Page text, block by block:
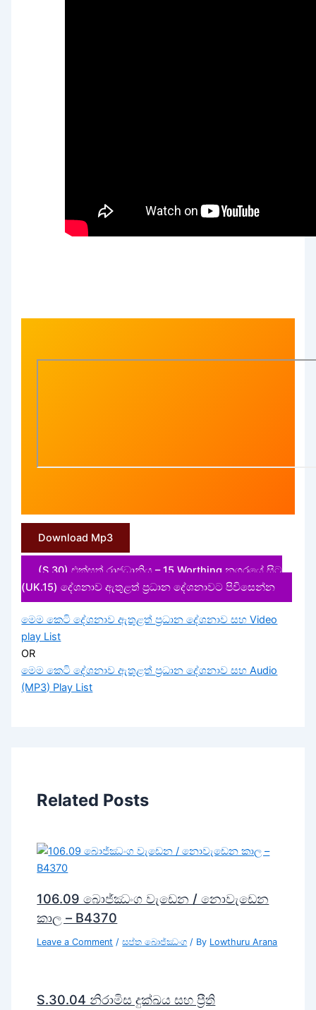
Download Mp3
(S.30) එක්සත් රාජධානිය – 15 Worthing නගරයේ සිට
(UK.15) දේශනාව ඇතුළත් ප්‍රධාන දේශනාවට පිවිසෙන්න
මෙම කෙටි දේශනාව ඇතුළත් ප්‍රධාන දේශනාව සහ Video
play List
OR
මෙම කෙටි දේශනාව ඇතුළත් ප්‍රධාන දේශනාව සහ Audio
(MP3) Play List
Related Posts
106.09 බොජ්ඣංග වැඩෙන / නොවැඩෙන
කාල – B4370
Leave a Comment /සප්ත බොජ්ඣංග / By Lowthuru Arana
S.30.04 නිරාමිස දුක්ඛය සහ ප්‍රීති